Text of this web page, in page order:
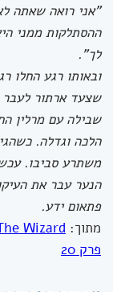
"אני רואה שאתה
ההסתלקות ממני
לך".
ובאותו רגע החלו
שצעד ארתור
שבילה עם מרלין
הלכה וגדלה.
משתרע סביבו.
הנער עבר את
פתאום ידע.
מתוך:
פרק 20